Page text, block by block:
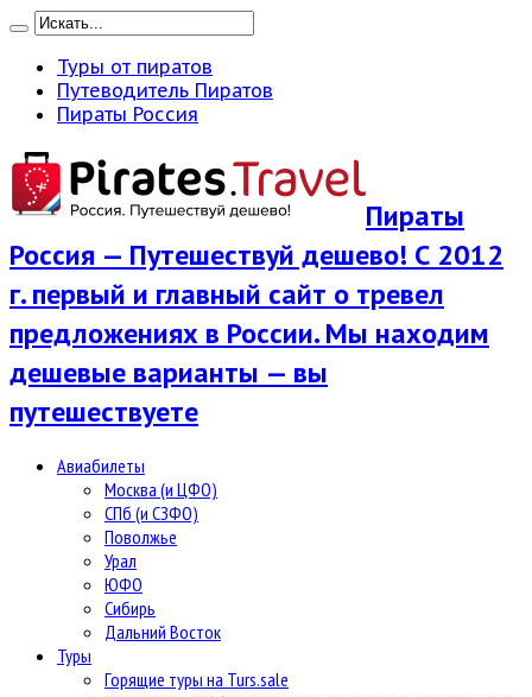
Туры от пиратов
Путеводитель Пиратов
Пираты Россия
Пираты
Россия — Путешествуй дешево! С 2012
г. первый и главный сайт о тревел
предложениях в России. Мы находим
дешевые варианты — вы
путешествуете
Авиабилеты
Москва (и ЦФО)
СПб (и СЗФО)
Поволжье
Урал
ЮФО
Сибирь
Дальний Восток
Туры
Горящие туры на Turs.sale